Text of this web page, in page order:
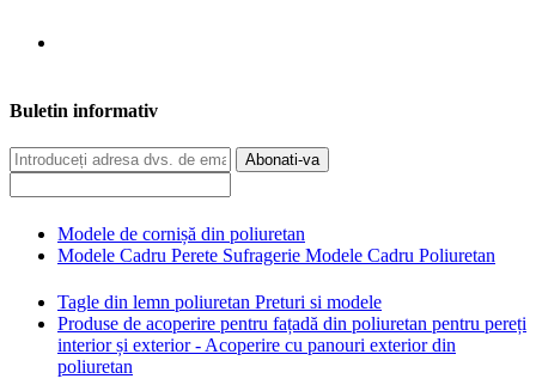
Buletin informativ
Abonati-va
Modele de cornișă din poliuretan
Modele Cadru Perete Sufragerie Modele Cadru Poliuretan
Tagle din lemn poliuretan Preturi si modele
Produse de acoperire pentru fațadă din poliuretan pentru pereți
interior și exterior - Acoperire cu panouri exterior din
poliuretan